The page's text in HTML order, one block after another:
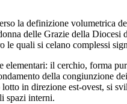
la definizione volumetrica
delle Grazie della Diocesi
le quali si celano complessi
il cerchio, forma
della congiunzione
in direzione est-ovest, si
spazi interni.